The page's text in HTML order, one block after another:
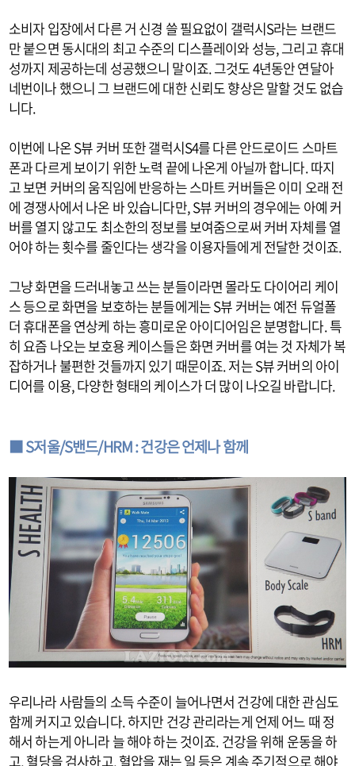
소비자 입장에서 다른 거 신경 쓸 필요없이 갤럭시S라는 브랜드
만 붙으면 동시대의 최고 수준의 디스플레이와 성능, 그리고 휴대
성까지 제공하는데 성공했으니 말이죠. 그것도 4년동안 연달아
네번이나 했으니 그 브랜드에 대한 신뢰도 향상은 말할 것도 없습
니다.
이번에 나온 S뷰 커버 또한 갤럭시S4를 다른 안드로이드 스마트
폰과 다르게 보이기 위한 노력 끝에 나온게 아닐까 합니다. 따지
고 보면 커버의 움직임에 반응하는 스마트 커버들은 이미 오래 전
에 경쟁사에서 나온 바 있습니다만, S뷰 커버의 경우에는 아예 커
버를 열지 않고도 최소한의 정보를 보여줌으로써 커버 자체를 열
어야 하는 횟수를 줄인다는 생각을 이용자들에게 전달한 것이죠.
그냥 화면을 드러내놓고 쓰는 분들이라면 몰라도 다이어리 케이
스 등으로 화면을 보호하는 분들에게는 S뷰 커버는 예전 듀얼폴
더 휴대폰을 연상케 하는 흥미로운 아이디어임은 분명합니다. 특
히 요즘 나오는 보호용 케이스들은 화면 커버를 여는 것 자체가 복
잡하거나 불편한 것들까지 있기 때문이죠. 저는 S뷰 커버의 아이
디어를 이용, 다양한 형태의 케이스가 더 많이 나오길 바랍니다.
■ S저울/S밴드/HRM : 건강은 언제나 함께
우리나라 사람들의 소득 수준이 늘어나면서 건강에 대한 관심도
함께 커지고 있습니다. 하지만 건강 관리라는게 언제 어느 때 정
해서 하는게 아니라 늘 해야 하는 것이죠. 건강을 위해 운동을 하
고, 혈당을 검사하고, 혈압을 재는 일 등은 계속 주기적으로 해야